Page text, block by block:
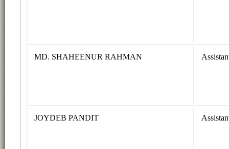
MD. SHAHEENUR RAHMAN
JOYDEB PANDIT